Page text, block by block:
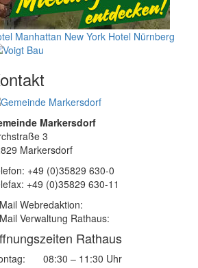
Manhattan New York Hotel Nürnberg
Markersdorf
3
Markersdorf
+49 (0)35829 630-0
+49 (0)35829 630-11
Webredaktion:
Verwaltung Rathaus:
Rathaus
08:30 – 11:30 Uhr